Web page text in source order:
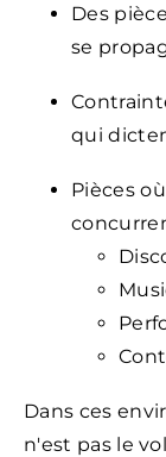
Des
se
qui
Pièces
Dans ces
n'est pas le